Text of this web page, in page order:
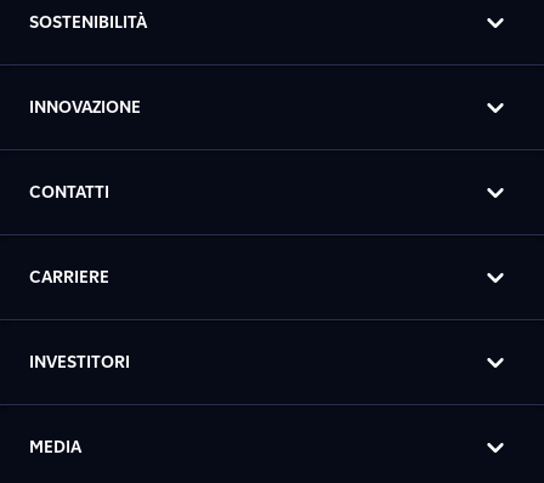
SOSTENIBILITÀ
INNOVAZIONE
CONTATTI
CARRIERE
INVESTITORI
MEDIA